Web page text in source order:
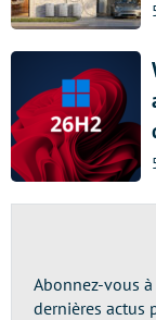
Abonnez-vous
dernières actus